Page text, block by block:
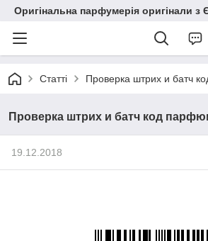
Оригінальна парфумерія оригінали
Статті Проверка штрих и батч
Проверка штрих и батч код
19.12.2018